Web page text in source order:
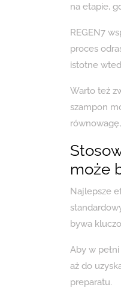
na etapie,
REGEN7
proces
istotne
Warto też
szampon
może
Najlepsze
bywa
Aby w
aż do
preparatu.